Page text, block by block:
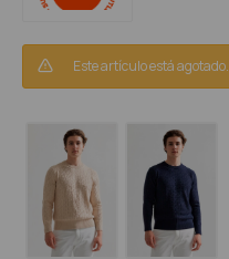
Este artículo está agotado.